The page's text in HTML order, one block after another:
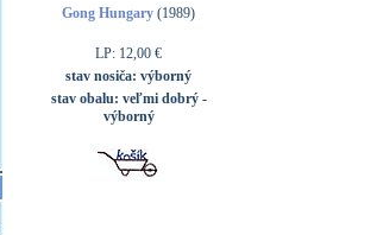
Gong Hungary (1989)
LP: 12,00 €
stav nosiča: výborný
stav obalu: veľmi dobrý -
výborný